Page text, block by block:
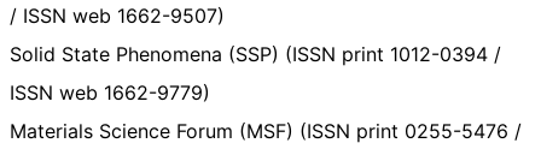
/ ISSN web 1662-9507)
Solid State Phenomena (SSP) (ISSN print 1012-0394 /
ISSN web 1662-9779)
Materials Science Forum (MSF) (ISSN print 0255-5476 /